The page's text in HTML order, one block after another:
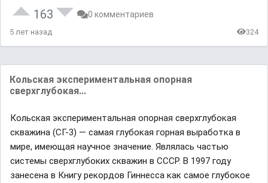
163 0 комментариев
5 лет назад 324
Кольская экспериментальная опорная
сверхглубокая...
Кольская экспериментальная опорная сверхглубокая
скважина (СГ-3) — самая глубокая горная выработка в
мире, имеющая научное значение. Являлась частью
системы сверхглубоких скважин в СССР. В 1997 году
занесена в Книгу рекордов Гиннесса как самое глубокое